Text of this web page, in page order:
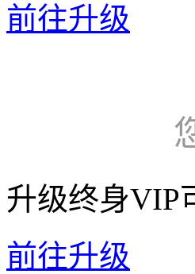
前往升级
升级终身VIP
前往升级